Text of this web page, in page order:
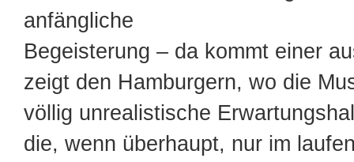
anfängliche
Begeisterung – da kommt einer
zeigt den Hamburgern, wo die
völlig unrealistische
die, wenn überhaupt, nur im